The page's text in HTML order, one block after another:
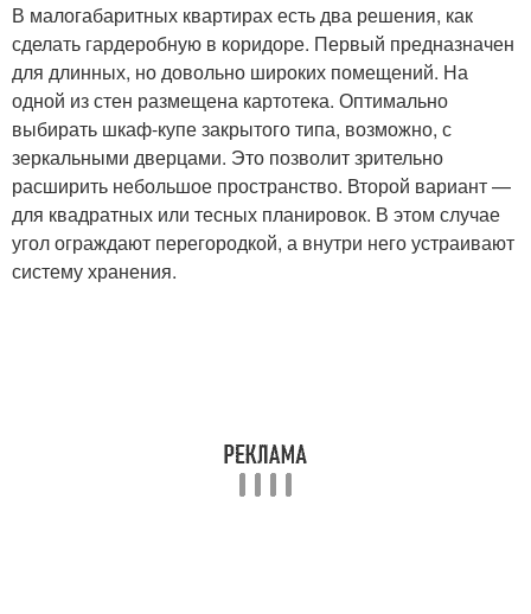
В малогабаритных квартирах есть два решения, как
сделать гардеробную в коридоре. Первый предназначен
для длинных, но довольно широких помещений. На
одной из стен размещена картотека. Оптимально
выбирать шкаф-купе закрытого типа, возможно, с
зеркальными дверцами. Это позволит зрительно
расширить небольшое пространство. Второй вариант —
для квадратных или тесных планировок. В этом случае
угол ограждают перегородкой, а внутри него устраивают
систему хранения.